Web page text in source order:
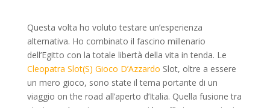
Questa volta ho voluto testare un’esperienza
alternativa. Ho combinato il fascino millenario
dell’Egitto con la totale libertà della vita in tenda. Le
Cleopatra Slot(S) Gioco D’Azzardo Slot, oltre a essere
un mero gioco, sono state il tema portante di un
viaggio on the road all’aperto d’Italia. Quella fusione tra